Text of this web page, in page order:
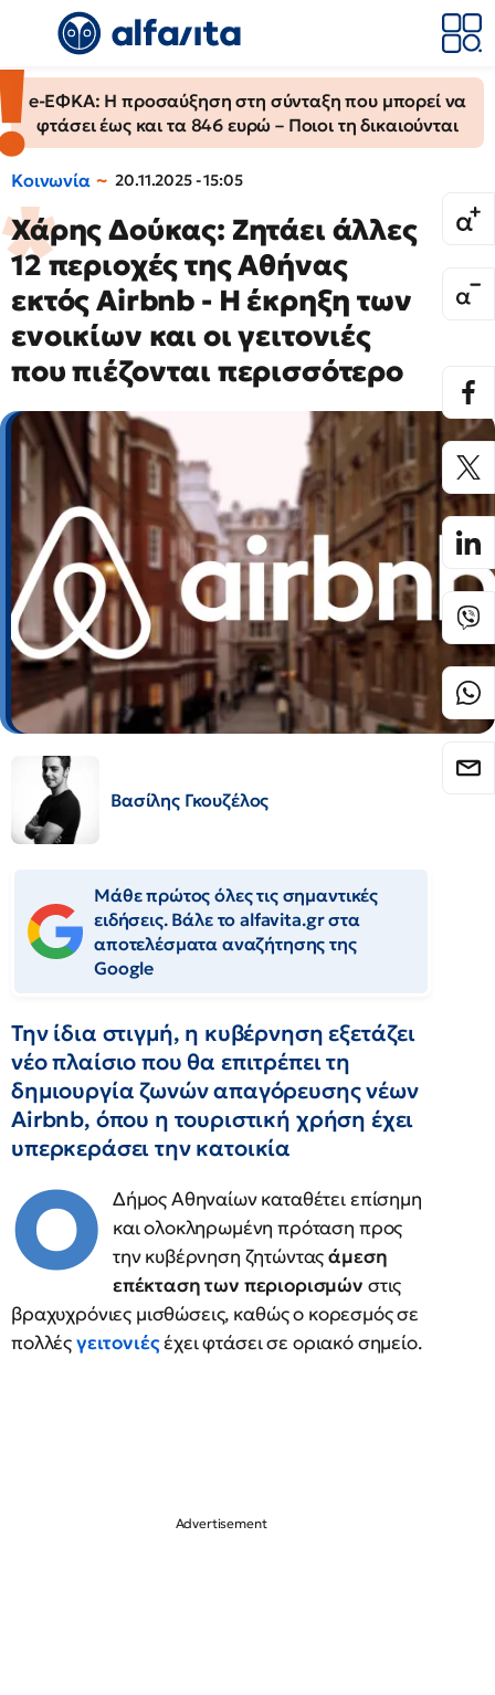
e-ΕΦΚΑ: Η προσαύξηση στη σύνταξη που μπορεί να
φτάσει έως και τα 846 ευρώ – Ποιοι τη δικαιούνται
Κοινωνία 20.11.2025 - 15:05
Χάρης Δούκας: Ζητάει άλλες
12 περιοχές της Αθήνας
εκτός Airbnb - Η έκρηξη των
ενοικίων και οι γειτονιές
που πιέζονται περισσότερο
Βασίλης Γκουζέλος
Μάθε πρώτος όλες τις σημαντικές
ειδήσεις. Βάλε το alfavita.gr στα
αποτελέσματα αναζήτησης της
Google
Την ίδια στιγμή, η κυβέρνηση εξετάζει
νέο πλαίσιο που θα επιτρέπει τη
δημιουργία ζωνών απαγόρευσης νέων
Airbnb, όπου η τουριστική χρήση έχει
υπερκεράσει την κατοικία
Ο Δήμος Αθηναίων καταθέτει επίσημη
και ολοκληρωμένη πρόταση προς
την κυβέρνηση ζητώνταςάμεση
επέκταση των περιορισμών στις
βραχυχρόνιες μισθώσεις, καθώς ο κορεσμός σε
πολλέςγειτονιέςέχει φτάσει σε οριακό σημείο.